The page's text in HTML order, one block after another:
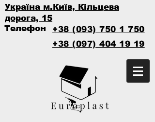
Телефон
Україна м.Київ, Кільцева
дорога, 15
+38 (093) 750 1 750
+38 (097) 404 19 19